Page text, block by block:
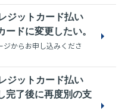
ジットカード払い
ドに変更したい。
からお申し込みくださ
ジットカード払い
完了後に再度別の支